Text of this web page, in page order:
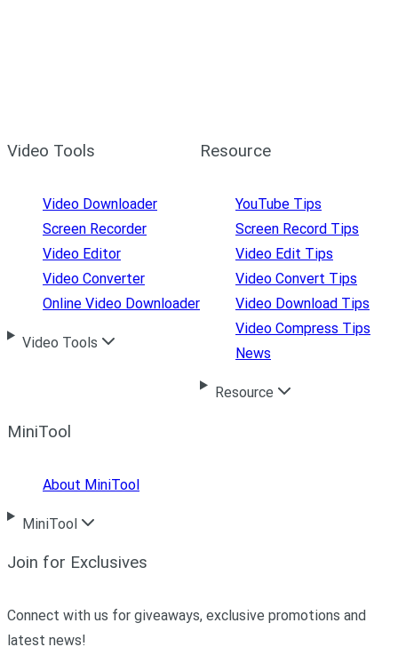
Video Tools
Video Downloader
Screen Recorder
Video Editor
Video Converter
Online Video Downloader
Video Tools
Resource
YouTube Tips
Screen Record Tips
Video Edit Tips
Video Convert Tips
Video Download Tips
Video Compress Tips
News
Resource
MiniTool
About MiniTool
MiniTool
Join for Exclusives
Connect with us for giveaways, exclusive promotions and
latest news!